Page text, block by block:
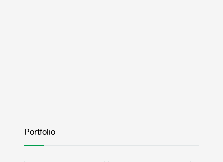
Portfolio